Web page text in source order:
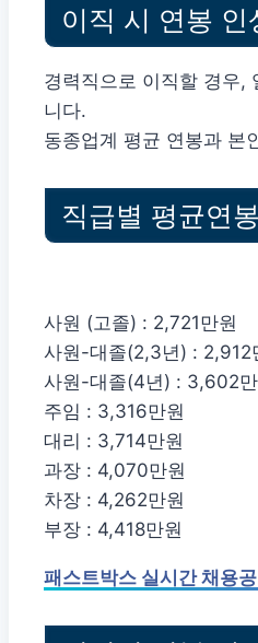
이직 시 연봉 인
경력직으로 이직할 경우,
니다.
동종업계 평균 연봉과 본
직급별 평균연봉
사원 (고졸) : 2,721만원
사원-대졸(2,3년) : 2,912
사원-대졸(4년) : 3,602
주임 : 3,316만원
대리 : 3,714만원
과장 : 4,070만원
차장 : 4,262만원
부장 : 4,418만원
패스트박스 실시간 채용